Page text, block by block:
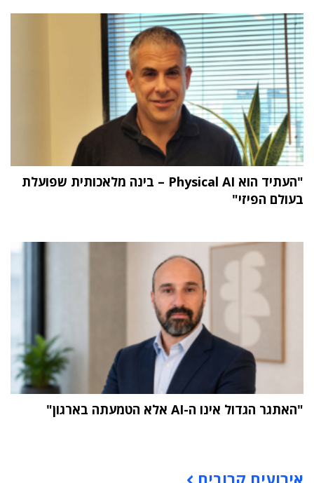
"העתיד הוא Physical AI – בינה מלאכותית שפועלת
בעולם הפיזי"
"האתגר הגדול אינו ה-AI אלא הטמעתה בארגון"
אירועים קרובים